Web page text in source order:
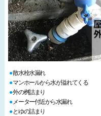
散水栓水漏れ
マンホールから水が溢れてくる
外の桝詰まり
メーター付近から水漏れ
とゆの詰まり